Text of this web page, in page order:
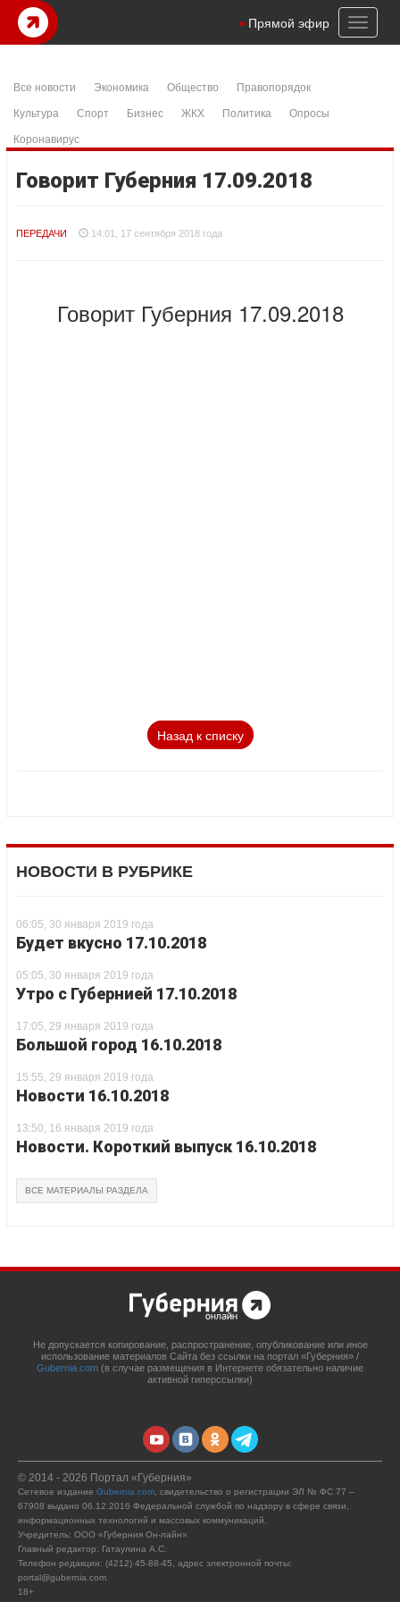
Toggle
Прямой эфир
Все новости Экономика Общество
Правопорядок
Культура
Спорт Бизнес ЖКХ Политика
Опросы
Коронавирус
Говорит Губерния 17.09.2018
ПЕРЕДАЧИ 14:01, 17 сентября 2018 года
Говорит Губерния 17.09.2018
Назад к списку
НОВОСТИ В РУБРИКЕ
06:05, 30 января 2019 года
Будет вкусно 17.10.2018
05:05, 30 января 2019 года
Утро с Губернией 17.10.2018
17:05, 29 января 2019 года
Большой город 16.10.2018
15:55, 29 января 2019 года
Новости 16.10.2018
13:50, 16 января 2019 года
Новости. Короткий выпуск 16.10.2018
ВСЕ МАТЕРИАЛЫ РАЗДЕЛА
Не допускается копирование, распространение, опубликование или иное
использование материалов Сайта без ссылки на портал «Губерния» /
Gubernia.com (в случае размещения в Интернете обязательно наличие
активной гиперссылки)
© 2014 - 2026 Портал «Губерния»
Сетевое издание Gubernia.com , свидетельство о регистрации ЭЛ № ФС 77 –
67908 выдано 06.12.2016 Федеральной службой по надзору в сфере связи,
информационных технологий и массовых коммуникаций.
Учредитель: ООО «Губерния Он-лайн»
Главный редактор: Гатаулина А.С.
Телефон редакции: (4212) 45-88-45, адрес электронной почты:
portal@gubernia.com
18+